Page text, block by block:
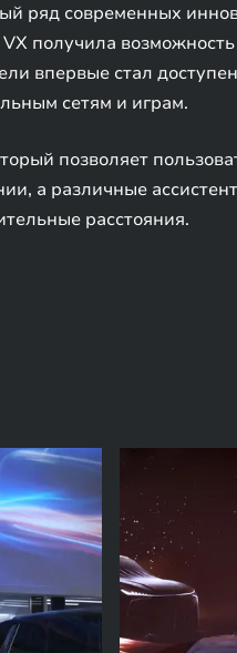
ряд современных
получила
впервые стал
сетям и играм.
позволяет
а различные
расстояния.